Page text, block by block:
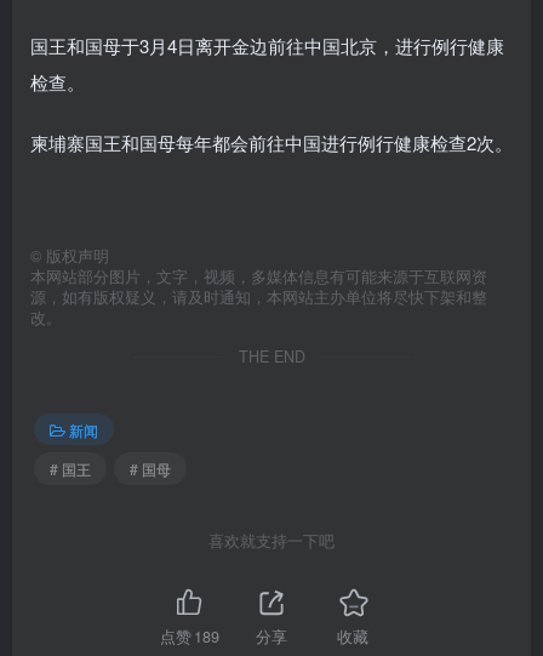
国王和国母于3月4日离开金边前往中国北京，进行例行健康
检查。
柬埔寨国王和国母每年都会前往中国进行例行健康检查2次。
© 版权声明
本网站部分图片，文字，视频，多媒体信息有可能来源于互联网资
源，如有版权疑义，请及时通知，本网站主办单位将尽快下架和整
改。
THE END
新闻
# 国王
# 国母
喜欢就支持一下吧
点赞189 分享 收藏